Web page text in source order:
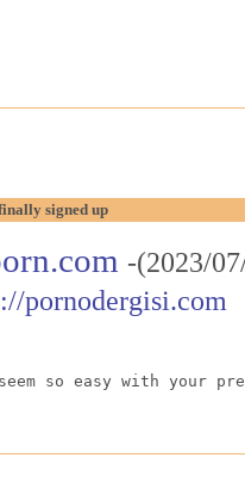
signed up
-(2023/
pornodergisi.com
so easy with your